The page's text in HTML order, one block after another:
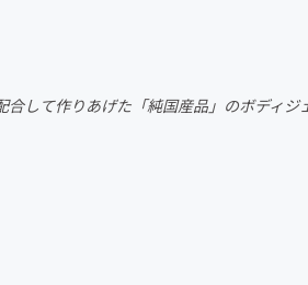
ファッション
合して作りあげた「純国産品」のボディジ